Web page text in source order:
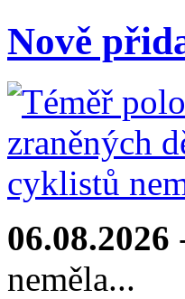
Nově
06.08.2026
neměla...